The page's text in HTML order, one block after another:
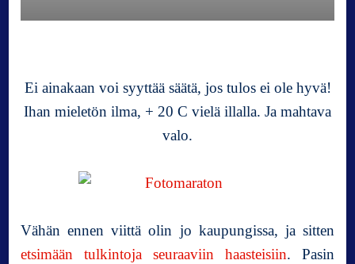
k
l
s
Ei ainakaan voi syyttää säätä, jos tulos ei ole hyvä!
Ihan mieletön ilma, + 20 C vielä illalla. Ja mahtava
valo.
Vähän ennen viittä olin jo kaupungissa, ja sitten
etsimään tulkintoja seuraaviin haasteisiin. Pasin